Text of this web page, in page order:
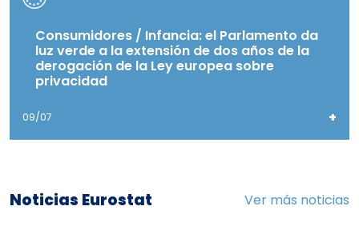
Consumidores / Infancia: el Parlamento da
luz verde a la extensión de dos años de la
derogación de la Ley europea sobre
privacidad
09/07 +
Noticias Eurostat Ver más noticias